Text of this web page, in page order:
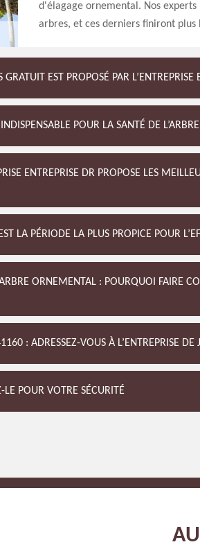
d'élagage ornemental. Nos
arbres, et ces derniers finiront plus
EST PROPOSÉ PAR L’ENTREPRISE
POUR LA SANTÉ DE
ENTREPRISE DR PROPOSE LES
LA PÉRIODE LA PLUS PROPICE POUR
ORNEMENTAL : POURQUOI FAIRE
: ADRESSEZ-VOUS À L’ENTREPRISE
LE POUR VOTRE SÉCURITÉ